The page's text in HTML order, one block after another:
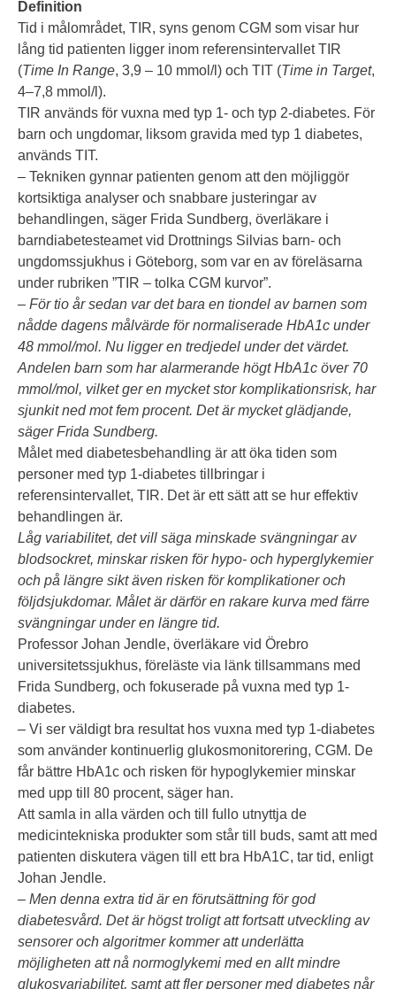
Definition
Tid i målområdet, TIR, syns genom CGM som visar hur
lång tid patienten ligger inom referensintervallet TIR
(Time In Range, 3,9 – 10 mmol/l) och TIT (Time in Target,
4–7,8 mmol/l).
TIR används för vuxna med typ 1- och typ 2-diabetes. För
barn och ungdomar, liksom gravida med typ 1 diabetes,
används TIT.
– Tekniken gynnar patienten genom att den möjliggör
kortsiktiga analyser och snabbare justeringar av
behandlingen, säger Frida Sundberg, överläkare i
barndiabetesteamet vid Drottnings Silvias barn- och
ungdomssjukhus i Göteborg, som var en av föreläsarna
under rubriken ”TIR – tolka CGM kurvor”.
– För tio år sedan var det bara en tiondel av barnen som
nådde dagens målvärde för normaliserade HbA1c under
48 mmol/mol. Nu ligger en tredjedel under det värdet.
Andelen barn som har alarmerande högt HbA1c över 70
mmol/mol, vilket ger en mycket stor komplikationsrisk, har
sjunkit ned mot fem procent. Det är mycket glädjande,
säger Frida Sundberg.
Målet med diabetesbehandling är att öka tiden som
personer med typ 1-diabetes tillbringar i
referensintervallet, TIR. Det är ett sätt att se hur effektiv
behandlingen är.
Låg variabilitet, det vill säga minskade svängningar av
blodsockret, minskar risken för hypo- och hyperglykemier
och på längre sikt även risken för komplikationer och
följdsjukdomar. Målet är därför en rakare kurva med färre
svängningar under en längre tid.
Professor Johan Jendle, överläkare vid Örebro
universitetssjukhus, föreläste via länk tillsammans med
Frida Sundberg, och fokuserade på vuxna med typ 1-
diabetes.
– Vi ser väldigt bra resultat hos vuxna med typ 1-diabetes
som använder kontinuerlig glukosmonitorering, CGM. De
får bättre HbA1c och risken för hypoglykemier minskar
med upp till 80 procent, säger han.
Att samla in alla värden och till fullo utnyttja de
medicintekniska produkter som står till buds, samt att med
patienten diskutera vägen till ett bra HbA1C, tar tid, enligt
Johan Jendle.
– Men denna extra tid är en förutsättning för god
diabetesvård. Det är högst troligt att fortsatt utveckling av
sensorer och algoritmer kommer att underlätta
möjligheten att nå normoglykemi med en allt mindre
glukosvariabilitet, samt att fler personer med diabetes når